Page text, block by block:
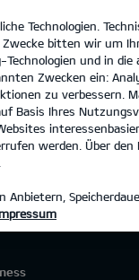
Technologien.
bitten wir um
und in
Zwecken ein:
zu verbessern.
Basis Ihres
werden. Über den